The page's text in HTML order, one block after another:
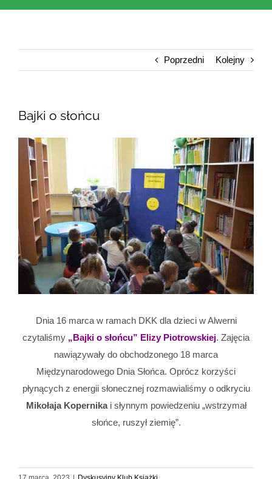
Poprzedni Kolejny
Bajki o słońcu
Pokaż
większy
obrazek
Dnia 16 marca w ramach DKK dla dzieci w Alwerni
czytaliśmy „Bajki o słońcu” Elizy Piotrowskiej. Zajęcia
nawiązywały do obchodzonego 18 marca
Międzynarodowego Dnia Słońca. Oprócz korzyści
płynących z energii słonecznej rozmawialiśmy o odkryciu
Mikołaja Kopernikai słynnym powiedzeniu „wstrzymał
słońce, ruszył ziemię”.